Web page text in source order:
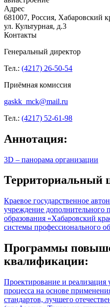
Адрес
681007, Россия, Хабаровский
ул. Культурная, д.3
Контакты
Генеральный директор
Тел.: (4217) 26-50-54
Приёмная комиссия
gaskk_mck@mail.ru
Тел.: (4217) 52-61-98
Аннотация:
3D – панорама организации
Территориальный
Краевое государственное
учреждение дополнительного
образования «Хабаровский
системы профессионального
Программы
квалификации:
Проектирование и реализация
процесса на основе
стандартов, лучшего